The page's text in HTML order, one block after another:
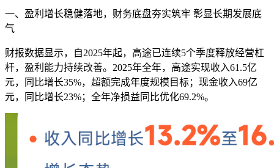
一、盈利增长稳健落地，财务底盘夯实筑牢 彰显长期发展底
气
财报数据显示，自2025年起，高途已连续5个季度释放经营杠
杆，盈利能力持续改善。2025年全年，高途实现收入61.5亿
元，同比增长35%，超额完成年度规模目标；现金收入69亿
元，同比增长23%；全年净损益同比优化69.2%。